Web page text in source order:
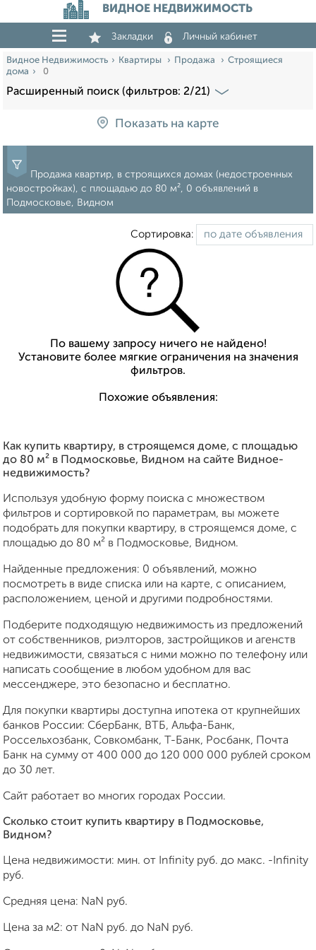
ВИДНОЕ НЕДВИЖИМОСТЬ
Закладки Личный кабинет
Видное Недвижимость Квартиры Продажа
Строящиеся
дома
0
Расширенный поиск (фильтров: 2/21)
Показать на карте
Продажа квартир, в строящихся домах (недостроенных
новостройках), c площадью до 80 м², 0 объявлений в
Подмосковье, Видном
Сортировка:
По вашему запросу ничего не найдено!
Установите более мягкие ограничения на значения
фильтров.
Похожие объявления:
Как купить квартиру, в строящемся доме, c площадью
до 80 м² в Подмосковье, Видном на сайте Видное-
недвижимость?
Используя удобную форму поиска с множеством
фильтров и сортировкой по параметрам, вы можете
подобрать для покупки квартиру, в строящемся доме, c
площадью до 80 м² в Подмосковье, Видном.
Найденные предложения: 0 объявлений, можно
посмотреть в виде списка или на карте, с описанием,
расположением, ценой и другими подробностями.
Подберите подходящую недвижимость из предложений
от собственников, риэлторов, застройщиков и агенств
недвижимости, связаться с ними можно по телефону или
написать сообщение в любом удобном для вас
мессенджере, это безопасно и бесплатно.
Для покупки квартиры доступна ипотека от крупнейших
банков России: СберБанк, ВТБ, Альфа-Банк,
Россельхозбанк, Совкомбанк, Т-Банк, Росбанк, Почта
Банк на сумму от 400 000 до 120 000 000 рублей сроком
до 30 лет.
Сайт работает во многих городах России.
Сколько стоит купить квартиру в Подмосковье,
Видном?
Цена недвижимости: мин. от Infinity руб. до макс. -Infinity
руб.
Средняя цена: NaN руб.
Цена за м2: от NaN руб. до NaN руб.